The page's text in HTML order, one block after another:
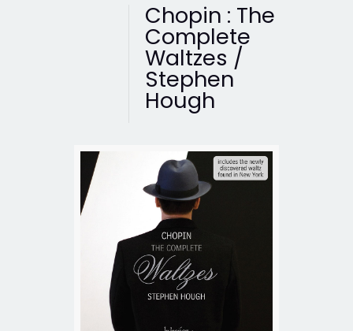
Chopin : The
Complete
Waltzes /
Stephen
Hough